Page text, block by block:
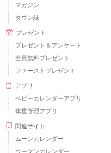
マガジン
タウン誌
プレゼント
プレゼント＆アンケート
全員無料プレゼント
ファーストプレゼント
アプリ
ベビーカレンダーアプリ
体重管理アプリ
関連サイト
ムーンカレンダー
ウーマンカレンダー